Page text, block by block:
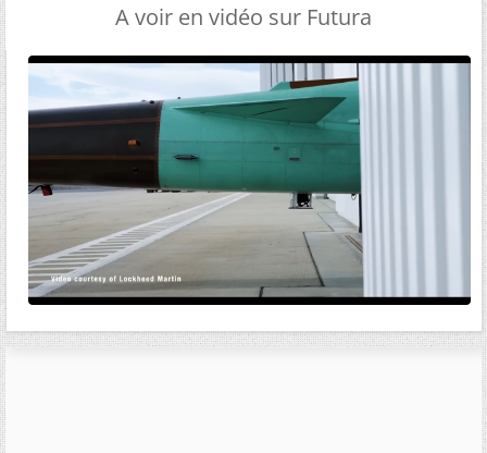
A voir en vidéo sur Futura